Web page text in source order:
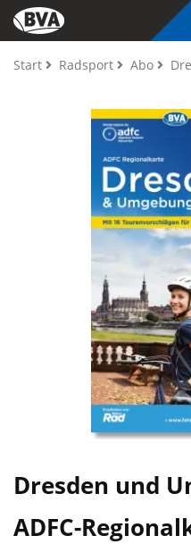
Start Radsport Abo
Dresden und
ADFC-